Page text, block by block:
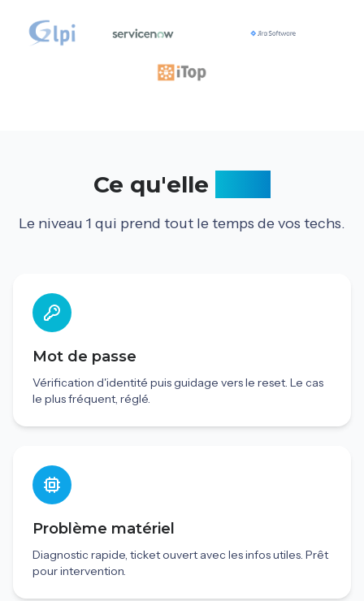
Ce qu'elle
Le niveau 1 qui prend tout le temps de vos techs.
Mot de passe
Vérification d'identité puis guidage vers le reset. Le cas
le plus fréquent, réglé.
Problème matériel
Diagnostic rapide, ticket ouvert avec les infos utiles. Prêt
pour intervention.